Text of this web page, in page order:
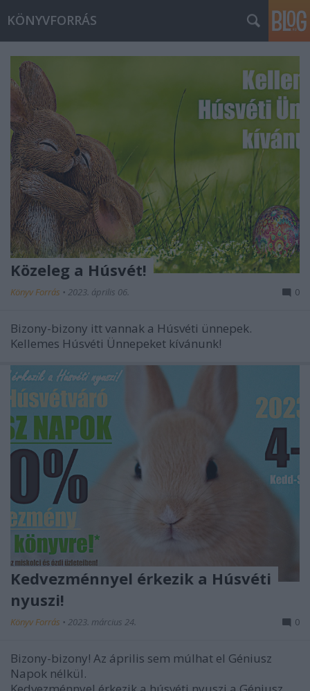
KÖNYVFORRÁS
Közeleg a Húsvét!
Könyv Forrás • 2023. április 06. 0
Bizony-bizony itt vannak a Húsvéti ünnepek.
Kellemes Húsvéti Ünnepeket kívánunk!
Kedvezménnyel érkezik a Húsvéti
nyuszi!
Könyv Forrás • 2023. március 24. 0
Bizony-bizony! Az április sem múlhat el Géniusz
Napok nélkül.